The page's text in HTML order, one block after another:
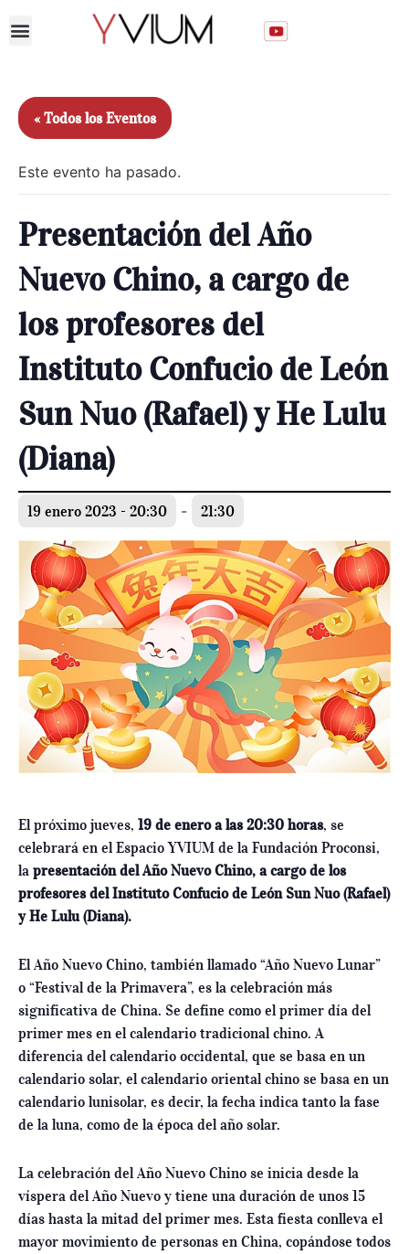
« Todos los Eventos
Este evento ha pasado.
Presentación del Año
Nuevo Chino, a cargo de
los profesores del
Instituto Confucio de León
Sun Nuo (Rafael) y He Lulu
(Diana)
19 enero 2023 - 20:30 - 21:30
El próximo jueves, 19 de enero a las 20:30 horas, se
celebrará en el Espacio YVIUM de la Fundación Proconsi,
la presentación del Año Nuevo Chino, a cargo de los
profesores del Instituto Confucio de León Sun Nuo (Rafael)
y He Lulu (Diana).
El Año Nuevo Chino, también llamado “Año Nuevo Lunar”
o “Festival de la Primavera”, es la celebración más
significativa de China. Se define como el primer día del
primer mes en el calendario tradicional chino. A
diferencia del calendario occidental, que se basa en un
calendario solar, el calendario oriental chino se basa en un
calendario lunisolar, es decir, la fecha indica tanto la fase
de la luna, como de la época del año solar.
La celebración del Año Nuevo Chino se inicia desde la
víspera del Año Nuevo y tiene una duración de unos 15
días hasta la mitad del primer mes. Esta fiesta conlleva el
mayor movimiento de personas en China, copándose todos